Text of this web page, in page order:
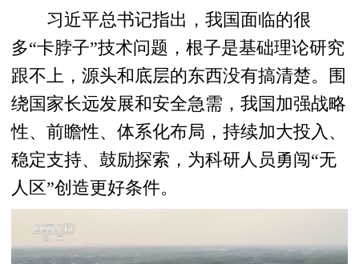
习近平总书记指出，我国面临的很
多“卡脖子”技术问题，根子是基础理论研究
跟不上，源头和底层的东西没有搞清楚。围
绕国家长远发展和安全急需，我国加强战略
性、前瞻性、体系化布局，持续加大投入、
稳定支持、鼓励探索，为科研人员勇闯“无
人区”创造更好条件。